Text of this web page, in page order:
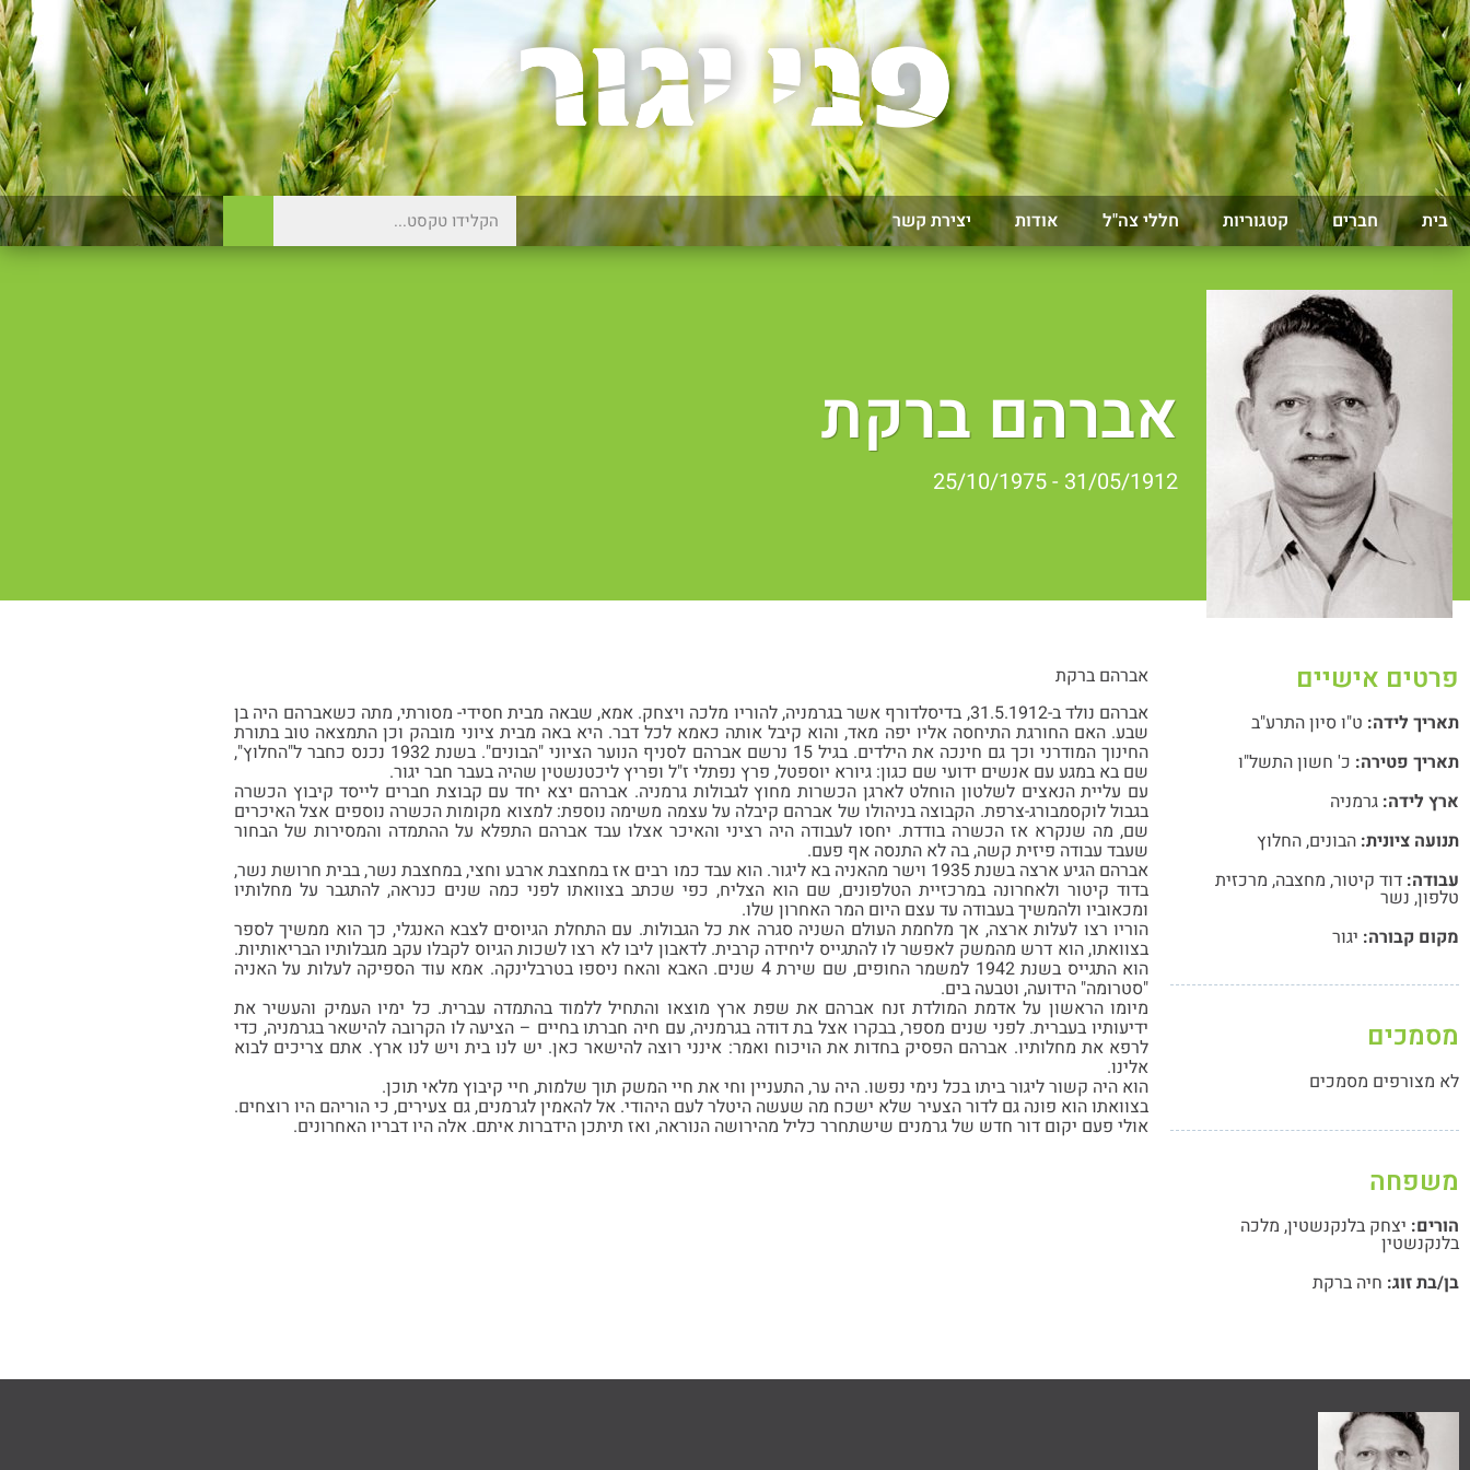
בית חברים קטגוריות חללי צה"ל אודות יצירת קשר
אברהם ברקת
31/05/1912 - 25/10/1975
פרטים אישיים
תאריך לידה: ט"ו סיון התרע"ב
תאריך פטירה: כ' חשון התשל"ו
ארץ לידה: גרמניה
תנועה ציונית: הבונים,החלוץ
עבודה: דוד קיטור, מחצבה, מרכזית
טלפון, נשר
מקום קבורה: יגור
מסמכים
לא מצורפים מסמכים
משפחה
הורים: יצחק בלנקנשטין, מלכה
בלנקנשטין
בן/בת זוג: חיה ברקת
אברהם ברקת
אברהם נולד ב-31.5.1912, בדיסלדורף אשר בגרמניה, להוריו מלכה ויצחק. אמא, שבאה מבית חסידי- מסורתי, מתה כשאברהם היה בן
שבע. האם החורגת התיחסה אליו יפה מאד, והוא קיבל אותה כאמא לכל דבר. היא באה מבית ציוני מובהק וכן התמצאה טוב בתורת
החינוך המודרני וכך גם חינכה את הילדים. בגיל 15 נרשם אברהם לסניף הנוער הציוני "הבונים". בשנת 1932 נכנס כחבר ל"החלוץ",
שם בא במגע עם אנשים ידועי שם כגון: גיורא יוספטל, פרץ נפתלי ז"ל ופריץ ליכטנשטין שהיה בעבר חבר יגור.
עם עליית הנאצים לשלטון הוחלט לארגן הכשרות מחוץ לגבולות גרמניה. אברהם יצא יחד עם קבוצת חברים לייסד קיבוץ הכשרה
בגבול לוקסמבורג-צרפת. הקבוצה בניהולו של אברהם קיבלה על עצמה משימה נוספת: למצוא מקומות הכשרה נוספים אצל האיכרים
שם, מה שנקרא אז הכשרה בודדת. יחסו לעבודה היה רציני והאיכר אצלו עבד אברהם התפלא על ההתמדה והמסירות של הבחור
שעבד עבודה פיזית קשה, בה לא התנסה אף פעם.
אברהם הגיע ארצה בשנת 1935 וישר מהאניה בא ליגור. הוא עבד כמו רבים אז במחצבת ארבע וחצי, במחצבת נשר, בבית חרושת נשר,
בדוד קיטור ולאחרונה במרכזיית הטלפונים, שם הוא הצליח, כפי שכתב בצוואתו לפני כמה שנים כנראה, להתגבר על מחלותיו
ומכאוביו ולהמשיך בעבודה עד עצם היום המר האחרון שלו.
הוריו רצו לעלות ארצה, אך מלחמת העולם השניה סגרה את כל הגבולות. עם התחלת הגיוסים לצבא האנגלי, כך הוא ממשיך לספר
בצוואתו, הוא דרש מהמשק לאפשר לו להתגייס ליחידה קרבית. לדאבון ליבו לא רצו לשכות הגיוס לקבלו עקב מגבלותיו הבריאותיות.
הוא התגייס בשנת 1942 למשמר החופים, שם שירת 4 שנים. האבא והאח ניספו בטרבלינקה. אמא עוד הספיקה לעלות על האניה
"סטרומה" הידועה, וטבעה בים.
מיומו הראשון על אדמת המולדת זנח אברהם את שפת ארץ מוצאו והתחיל ללמוד בהתמדה עברית. כל ימיו העמיק והעשיר את
ידיעותיו בעברית. לפני שנים מספר, בבקרו אצל בת דודה בגרמניה, עם חיה חברתו בחיים – הציעה לו הקרובה להישאר בגרמניה, כדי
לרפא את מחלותיו. אברהם הפסיק בחדות את הויכוח ואמר: אינני רוצה להישאר כאן. יש לנו בית ויש לנו ארץ. אתם צריכים לבוא
אלינו.
הוא היה קשור ליגור ביתו בכל נימי נפשו. היה ער, התעניין וחי את חיי המשק תוך שלמות, חיי קיבוץ מלאי תוכן.
בצוואתו הוא פונה גם לדור הצעיר שלא ישכח מה שעשה היטלר לעם היהודי. אל להאמין לגרמנים, גם צעירים, כי הוריהם היו רוצחים.
אולי פעם יקום דור חדש של גרמנים שישתחרר כליל מהירושה הנוראה, ואז תיתכן הידברות איתם. אלה היו דבריו האחרונים.